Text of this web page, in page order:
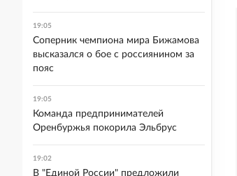
19:05
Соперник чемпиона мира Бижамова
высказался о бое с россиянином за
пояс
19:05
Команда предпринимателей
Оренбуржья покорила Эльбрус
19:02
В "Единой России" предложили